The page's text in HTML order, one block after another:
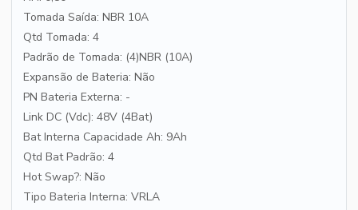
Tomada Saída: NBR 10A
Qtd Tomada: 4
Padrão de Tomada: (4)NBR (10A)
Expansão de Bateria: Não
PN Bateria Externa: -
Link DC (Vdc): 48V (4Bat)
Bat Interna Capacidade Ah: 9Ah
Qtd Bat Padrão: 4
Hot Swap?: Não
Tipo Bateria Interna: VRLA